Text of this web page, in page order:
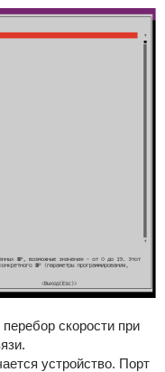
скорости при
устройство. Порт